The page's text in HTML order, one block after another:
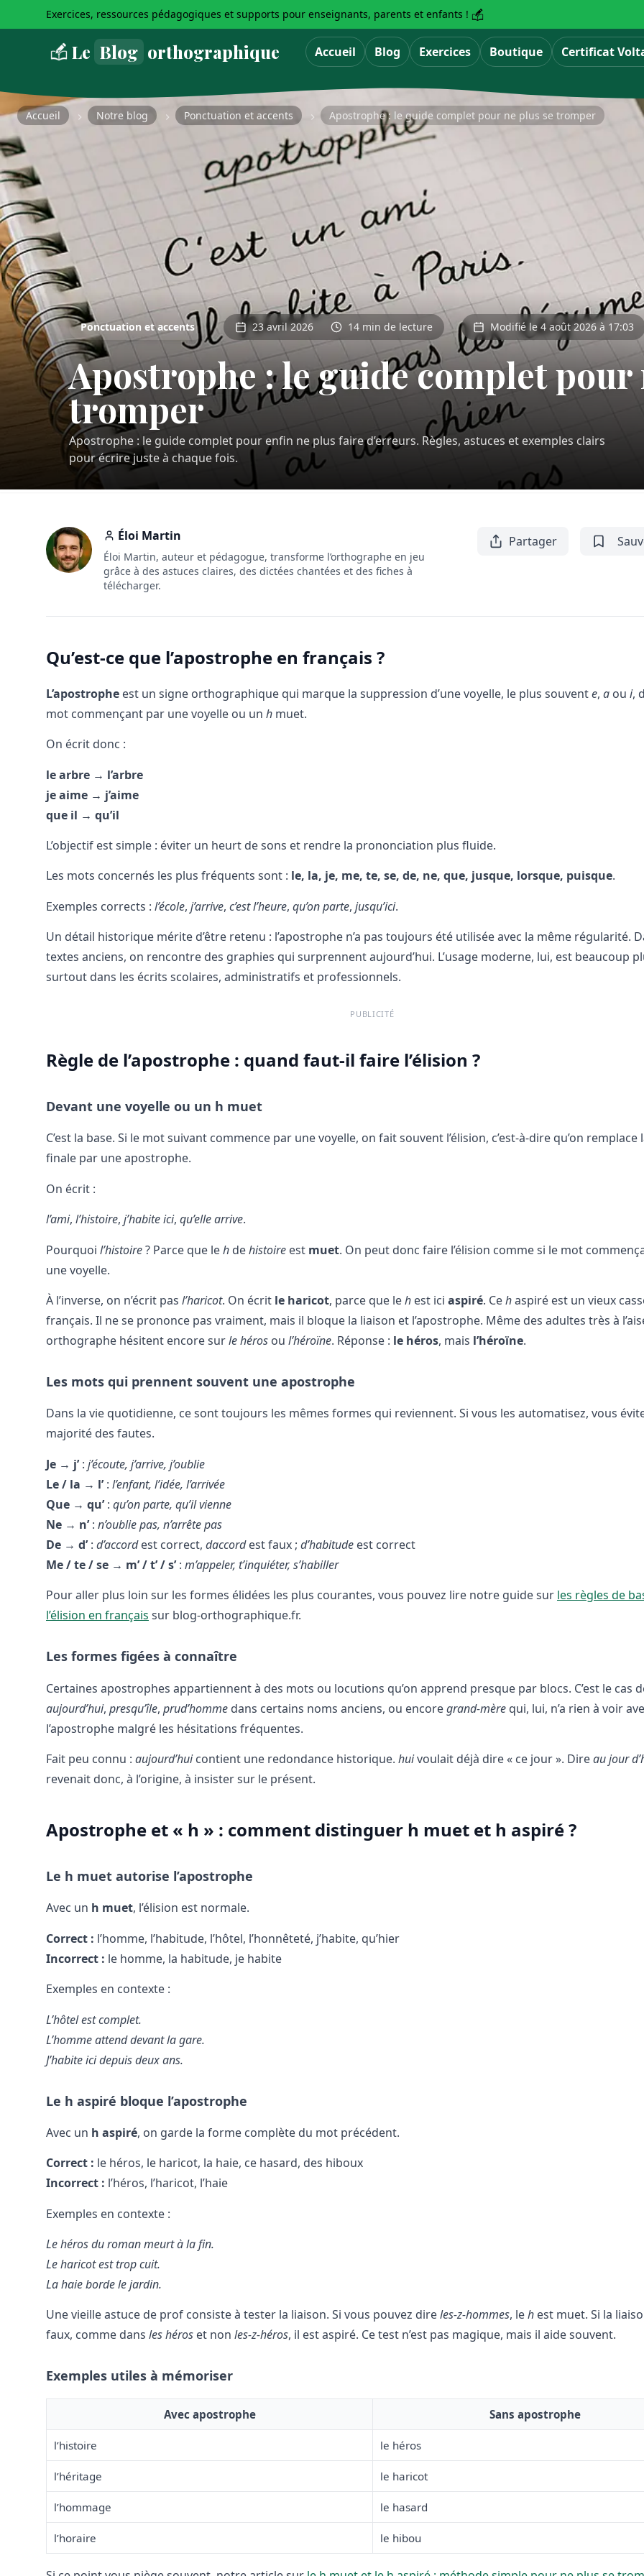
Exercices, ressources pédagogiques et supports pour enseignants, parents et enfants !
Le Blog orthographique Accueil Blog Exercices Boutique Certificat
Accueil Notre blog Ponctuation et accents Apostrophe : le guide complet pour ne plus se tromper
Ponctuation et accents 23 avril 2026 14 min de lecture Modifié le 4 août 2026 à 17:03
Apostrophe : le guide complet pour
tromper
Apostrophe : le guide complet pour enfin ne plus faire d’erreurs. Règles, astuces et exemples clairs
pour écrire juste à chaque fois.
Éloi Martin
Éloi Martin, auteur et pédagogue, transforme l’orthographe en jeu
grâce à des astuces claires, des dictées chantées et des fiches à
télécharger.
Partager
Qu’est-ce que l’apostrophe en français ?
L’apostrophe est un signe orthographique qui marque la suppression d’une voyelle, le plus souvente, a ou i,
mot commençant par une voyelle ou un h muet.
On écrit donc :
le arbre → l’arbre
je aime → j’aime
que il → qu’il
L’objectif est simple : éviter un heurt de sons et rendre la prononciation plus fluide.
Les mots concernés les plus fréquents sont : le, la, je, me, te, se, de, ne, que, jusque, lorsque, puisque.
Exemples corrects : l’école, j’arrive, c’est l’heure, qu’on parte, jusqu’ici.
Un détail historique mérite d’être retenu : l’apostrophe n’a pas toujours été utilisée avec la même régularité.
textes anciens, on rencontre des graphies qui surprennent aujourd’hui. L’usage moderne, lui, est beaucoup
surtout dans les écrits scolaires, administratifs et professionnels.
PUBLICITÉ
Règle de l’apostrophe : quand faut-il faire l’élision ?
Devant une voyelle ou un h muet
C’est la base. Si le mot suivant commence par une voyelle, on fait souvent l’élision, c’est-à-dire qu’on remplace
finale par une apostrophe.
On écrit :
l’ami, l’histoire, j’habite ici, qu’elle arrive.
Pourquoi l’histoire? Parce que leh dehistoire est muet. On peut donc faire l’élision comme si le mot
une voyelle.
À l’inverse, on n’écrit pas l’haricot. On écrit le haricot, parce que leh est ici aspiré. Cehaspiré est un vieux
français. Il ne se prononce pas vraiment, mais il bloque la liaison et l’apostrophe. Même des adultes très à
orthographe hésitent encore surle héros ou l’héroïne. Réponse : le héros, mais l’héroïne.
Les mots qui prennent souvent une apostrophe
Dans la vie quotidienne, ce sont toujours les mêmes formes qui reviennent. Si vous les automatisez, vous
majorité des fautes.
Je → j’: j’écoute, j’arrive, j’oublie
Le / la → l’: l’enfant, l’idée, l’arrivée
Que → qu’: qu’on parte, qu’il vienne
Ne → n’: n’oublie pas, n’arrête pas
De → d’: d’accordest correct, daccordest faux ; d’habitude est correct
Me / te / se → m’ / t’ / s’: m’appeler, t’inquiéter, s’habiller
Pour aller plus loin sur les formes élidées les plus courantes, vous pouvez lire notre guide sur les règles de
l’élision en français sur blog-orthographique.fr.
Les formes figées à connaître
Certaines apostrophes appartiennent à des mots ou locutions qu’on apprend presque par blocs. C’est le cas
aujourd’hui, presqu’île, prud’homme dans certains noms anciens, ou encoregrand-mère qui, lui, n’a rien à voir
l’apostrophe malgré les hésitations fréquentes.
Fait peu connu : aujourd’huicontient une redondance historique. huivoulait déjà dire « ce jour ». Direau jour
revenait donc, à l’origine, à insister sur le présent.
Apostrophe et « h » : comment distinguer h muet et h aspiré ?
Le h muet autorise l’apostrophe
Avec un h muet, l’élision est normale.
Correct : l’homme, l’habitude, l’hôtel, l’honnêteté, j’habite, qu’hier
Incorrect : le homme, la habitude, je habite
Exemples en contexte :
L’hôtel est complet.
L’homme attend devant la gare.
J’habite ici depuis deux ans.
Le h aspiré bloque l’apostrophe
Avec un h aspiré, on garde la forme complète du mot précédent.
Correct : le héros, le haricot, la haie, ce hasard, des hiboux
Incorrect : l’héros, l’haricot, l’haie
Exemples en contexte :
Le héros du roman meurt à la fin.
Le haricot est trop cuit.
La haie borde le jardin.
Une vieille astuce de prof consiste à tester la liaison. Si vous pouvez direles-z-hommes, leh est muet. Si la
faux, comme dans les héros et non les-z-héros, il est aspiré. Ce test n’est pas magique, mais il aide souvent.
Exemples utiles à mémoriser
Avec apostrophe Sans apostrophe
l’histoire le héros
l’héritage le haricot
l’hommage le hasard
l’horaire le hibou